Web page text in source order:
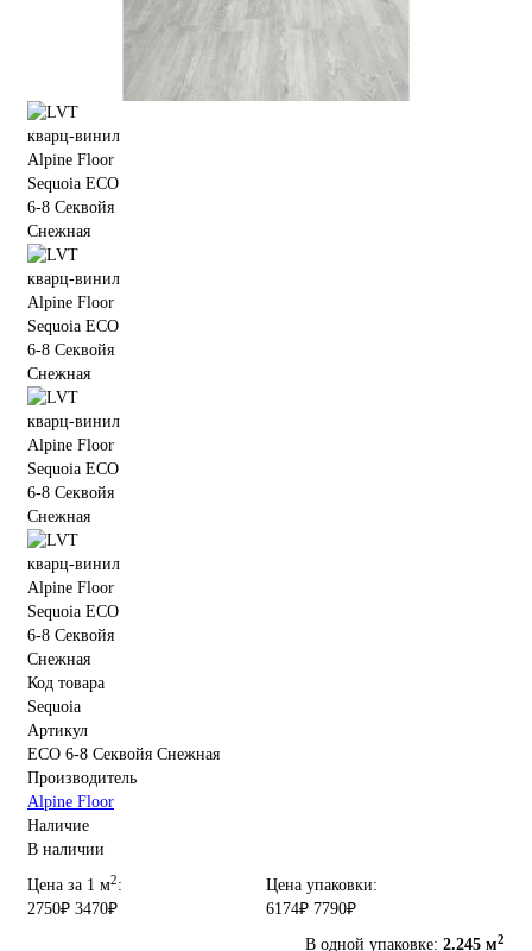
Код товара
Sequoia
Артикул
ECO 6-8 Секвойя Снежная
Производитель
Alpine Floor
Наличие
В наличии
Цена за 1 м2:
2750₽ 3470₽
Цена упаковки:
6174₽ 7790₽
В одной упаковке: 2.245 м2